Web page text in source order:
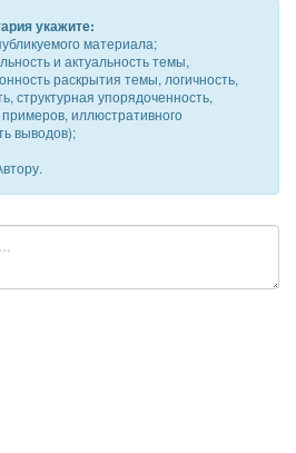
укажите:
материала;
и актуальность темы,
раскрытия темы, логичность,
структурная упорядоченность,
иллюстративного
выводов);